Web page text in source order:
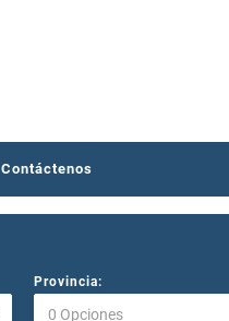
Contáctenos
Provincia:
0 Opciones